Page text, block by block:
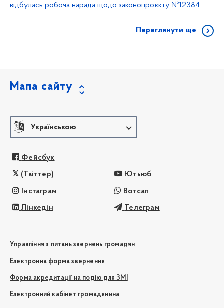
відбулась робоча нарада щодо законопроєкту №12384
Переглянути ще
Мапа сайту
Українською
Фейсбук
(Твіттер) Ютьюб
Інстаграм Вотсап
Лінкедін Телеграм
Управління з питань звернень громадян
Електронна форма звернення
Форма акредитації на подію для ЗМІ
Електронний кабінет громадянина